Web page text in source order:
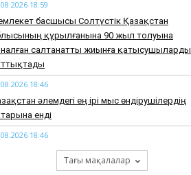
18:59
басшысы Солтүстік Қазақстан
құрылғанына 90 жыл толуына
салтанатты жиынға қатысушыларды
18:46
әлемдегі ең ірі мыс өндірушілердің
енді
18:46
Нұрай Серікбайдың туыстары
10 миллиард теңге моральдық
Тағы мақалалар